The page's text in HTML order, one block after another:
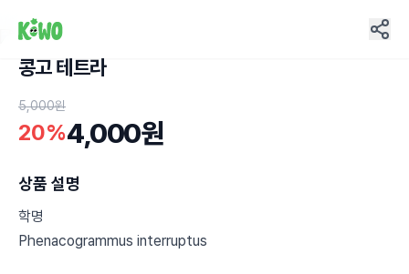
콩고 테트라
5,000원
20%4,000원
상품 설명
학명
Phenacogrammus interruptus